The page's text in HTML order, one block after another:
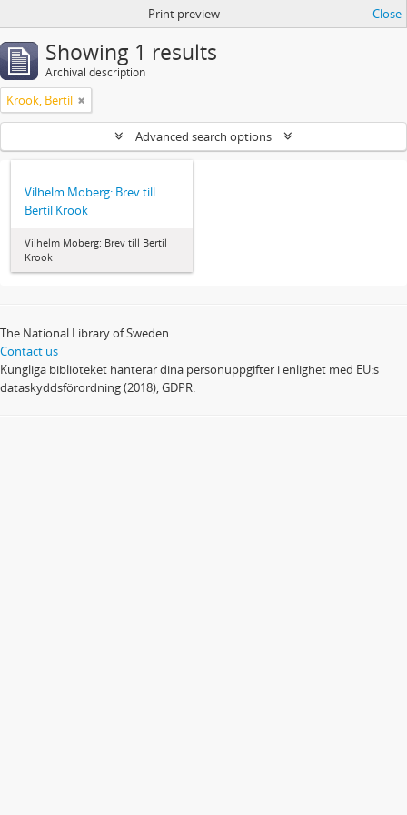
Print preview Close
Showing 1 results
Archival description
Krook, Bertil
Advanced search options
Vilhelm Moberg: Brev till
Bertil Krook
Vilhelm Moberg: Brev till Bertil
Krook
The National Library of Sweden
Contact us
Kungliga biblioteket hanterar dina personuppgifter i enlighet med EU:s
dataskyddsförordning (2018), GDPR.